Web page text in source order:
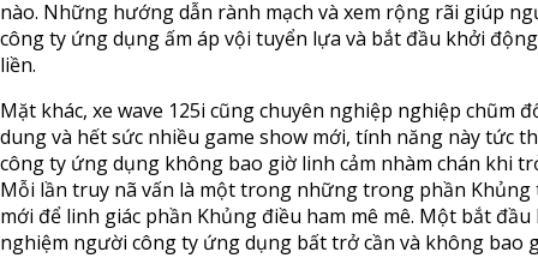
nào. Những hướng dẫn rành mạch và xem rộng rãi giúp
công ty ứng dụng ấm áp vội tuyển lựa và bắt đầu khởi
liền.
Mặt khác, xe wave 125i cũng chuyên nghiệp nghiệp chũm
dung và hết sức nhiều game show mới, tính năng này tức
công ty ứng dụng không bao giờ linh cảm nhàm chán khi
Mỗi lần truy nã vấn là một trong những trong phần Khủng
mới để linh giác phần Khủng điều ham mê mê. Một bắt đầu
nghiệm người công ty ứng dụng bất trở cần và không bao